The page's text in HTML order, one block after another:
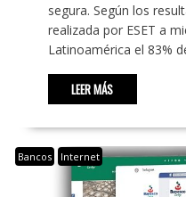
segura. Según los
realizada por ESET a
Latinoamérica el 83%
LEER MÁS
Bancos Internet